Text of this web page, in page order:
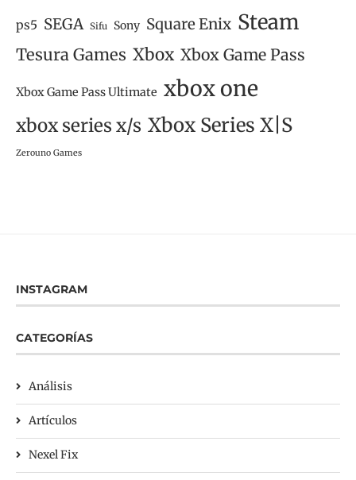
ps5 SEGA Sifu Sony Square Enix Steam
Tesura Games Xbox Xbox Game Pass
Xbox Game Pass Ultimate xbox one
xbox series x/s Xbox Series X|S
Zerouno Games
INSTAGRAM
CATEGORÍAS
Análisis
Artículos
Nexel Fix